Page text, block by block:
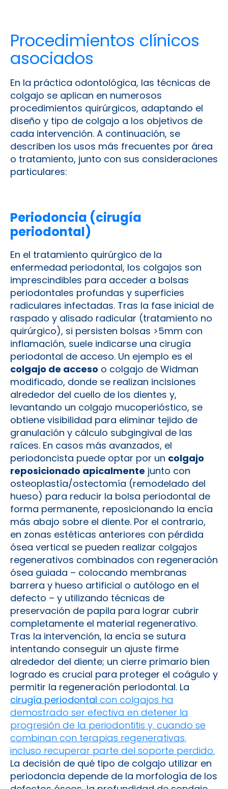
Procedimientos clínicos
asociados
En la práctica odontológica, las técnicas de
colgajo se aplican en numerosos
procedimientos quirúrgicos, adaptando el
diseño y tipo de colgajo a los objetivos de
cada intervención. A continuación, se
describen los usos más frecuentes por área
o tratamiento, junto con sus consideraciones
particulares:
Periodoncia (cirugía
periodontal)
En el tratamiento quirúrgico de la
enfermedad periodontal, los colgajos son
imprescindibles para acceder a bolsas
periodontales profundas y superficies
radiculares infectadas. Tras la fase inicial de
raspado y alisado radicular (tratamiento no
quirúrgico), si persisten bolsas >5mm con
inflamación, suele indicarse una cirugía
periodontal de acceso. Un ejemplo es el
colgajo de acceso o colgajo de Widman
modificado, donde se realizan incisiones
alrededor del cuello de los dientes y,
levantando un colgajo mucoperióstico, se
obtiene visibilidad para eliminar tejido de
granulación y cálculo subgingival de las
raíces. En casos más avanzados, el
periodoncista puede optar por un colgajo
reposicionado apicalmente junto con
osteoplastía/ostectomía (remodelado del
hueso) para reducir la bolsa periodontal de
forma permanente, reposicionando la encía
más abajo sobre el diente. Por el contrario,
en zonas estéticas anteriores con pérdida
ósea vertical se pueden realizar colgajos
regenerativos combinados con regeneración
ósea guiada – colocando membranas
barrera y hueso artificial o autólogo en el
defecto – y utilizando técnicas de
preservación de papila para lograr cubrir
completamente el material regenerativo.
Tras la intervención, la encía se sutura
intentando conseguir un ajuste firme
alrededor del diente; un cierre primario bien
logrado es crucial para proteger el coágulo y
permitir la regeneración periodontal. La
cirugía periodontal con colgajos ha
demostrado ser efectiva en detener la
progresión de la periodontitis y, cuando se
combinan con terapias regenerativas,
incluso recuperar parte del soporte perdido.
La decisión de qué tipo de colgajo utilizar en
periodoncia depende de la morfología de los